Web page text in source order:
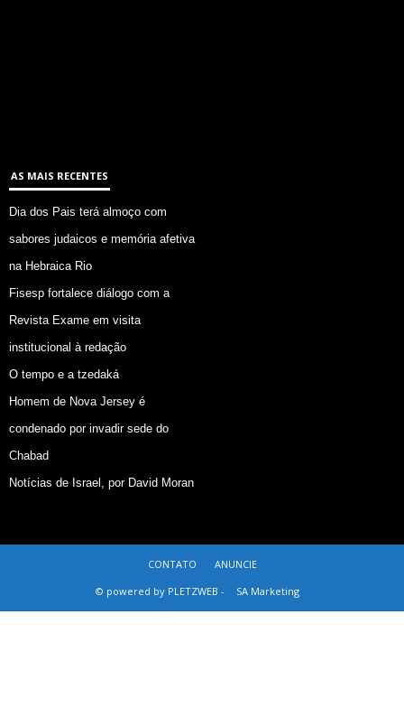
AS MAIS RECENTES
Dia dos Pais terá almoço com
sabores judaicos e memória afetiva
na Hebraica Rio
Fisesp fortalece diálogo com a
Revista Exame em visita
institucional à redação
O tempo e a tzedaká
Homem de Nova Jersey é
condenado por invadir sede do
Chabad
Notícias de Israel, por David Moran
CONTATO
ANUNCIE
© powered by PLETZWEB -
SA Marketing